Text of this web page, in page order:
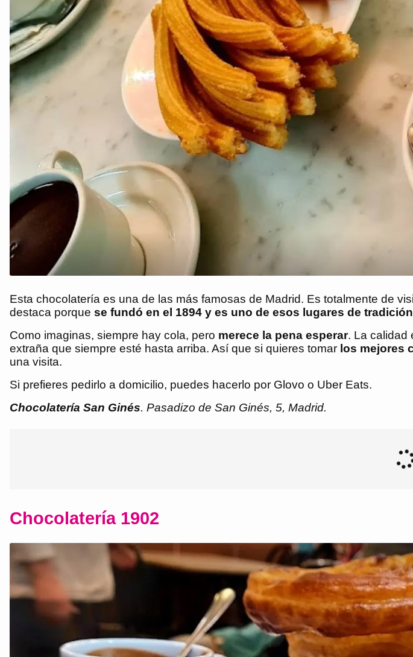
Esta chocolatería es una de las más famosas de Madrid. Es totalmente de
destaca porque se fundó en el 1894 y es uno de esos lugares de tradición
Como imaginas, siempre hay cola, pero merece la pena esperar. La calidad
extraña que siempre esté hasta arriba. Así que si quieres tomar los mejores
una visita.
Si prefieres pedirlo a domicilio, puedes hacerlo por Glovo o Uber Eats.
Chocolatería San Ginés. Pasadizo de San Ginés, 5, Madrid.
Chocolatería 1902